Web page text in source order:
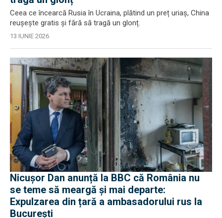
Ceea ce încearcă Rusia în Ucraina, plătind un preț uriaș, China
reușește gratis și fără să tragă un glonț.
13 IUNIE 2026
Nicușor Dan anunță la BBC că România nu
se teme să meargă și mai departe:
Expulzarea din țară a ambasadorului rus la
București